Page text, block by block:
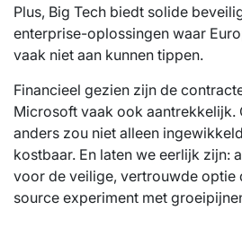
Plus, Big Tech biedt solide
enterprise-oplossingen waar
vaak niet aan kunnen tippen.
Financieel gezien zijn de
Microsoft vaak ook aantrekkelijk.
anders zou niet alleen
kostbaar. En laten we eerlijk zijn:
voor de veilige, vertrouwde optie
source experiment met